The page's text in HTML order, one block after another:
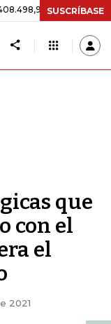
+$ 8.753,81 +2,19%
SUSCRÍBASE
que
con el
el
2021